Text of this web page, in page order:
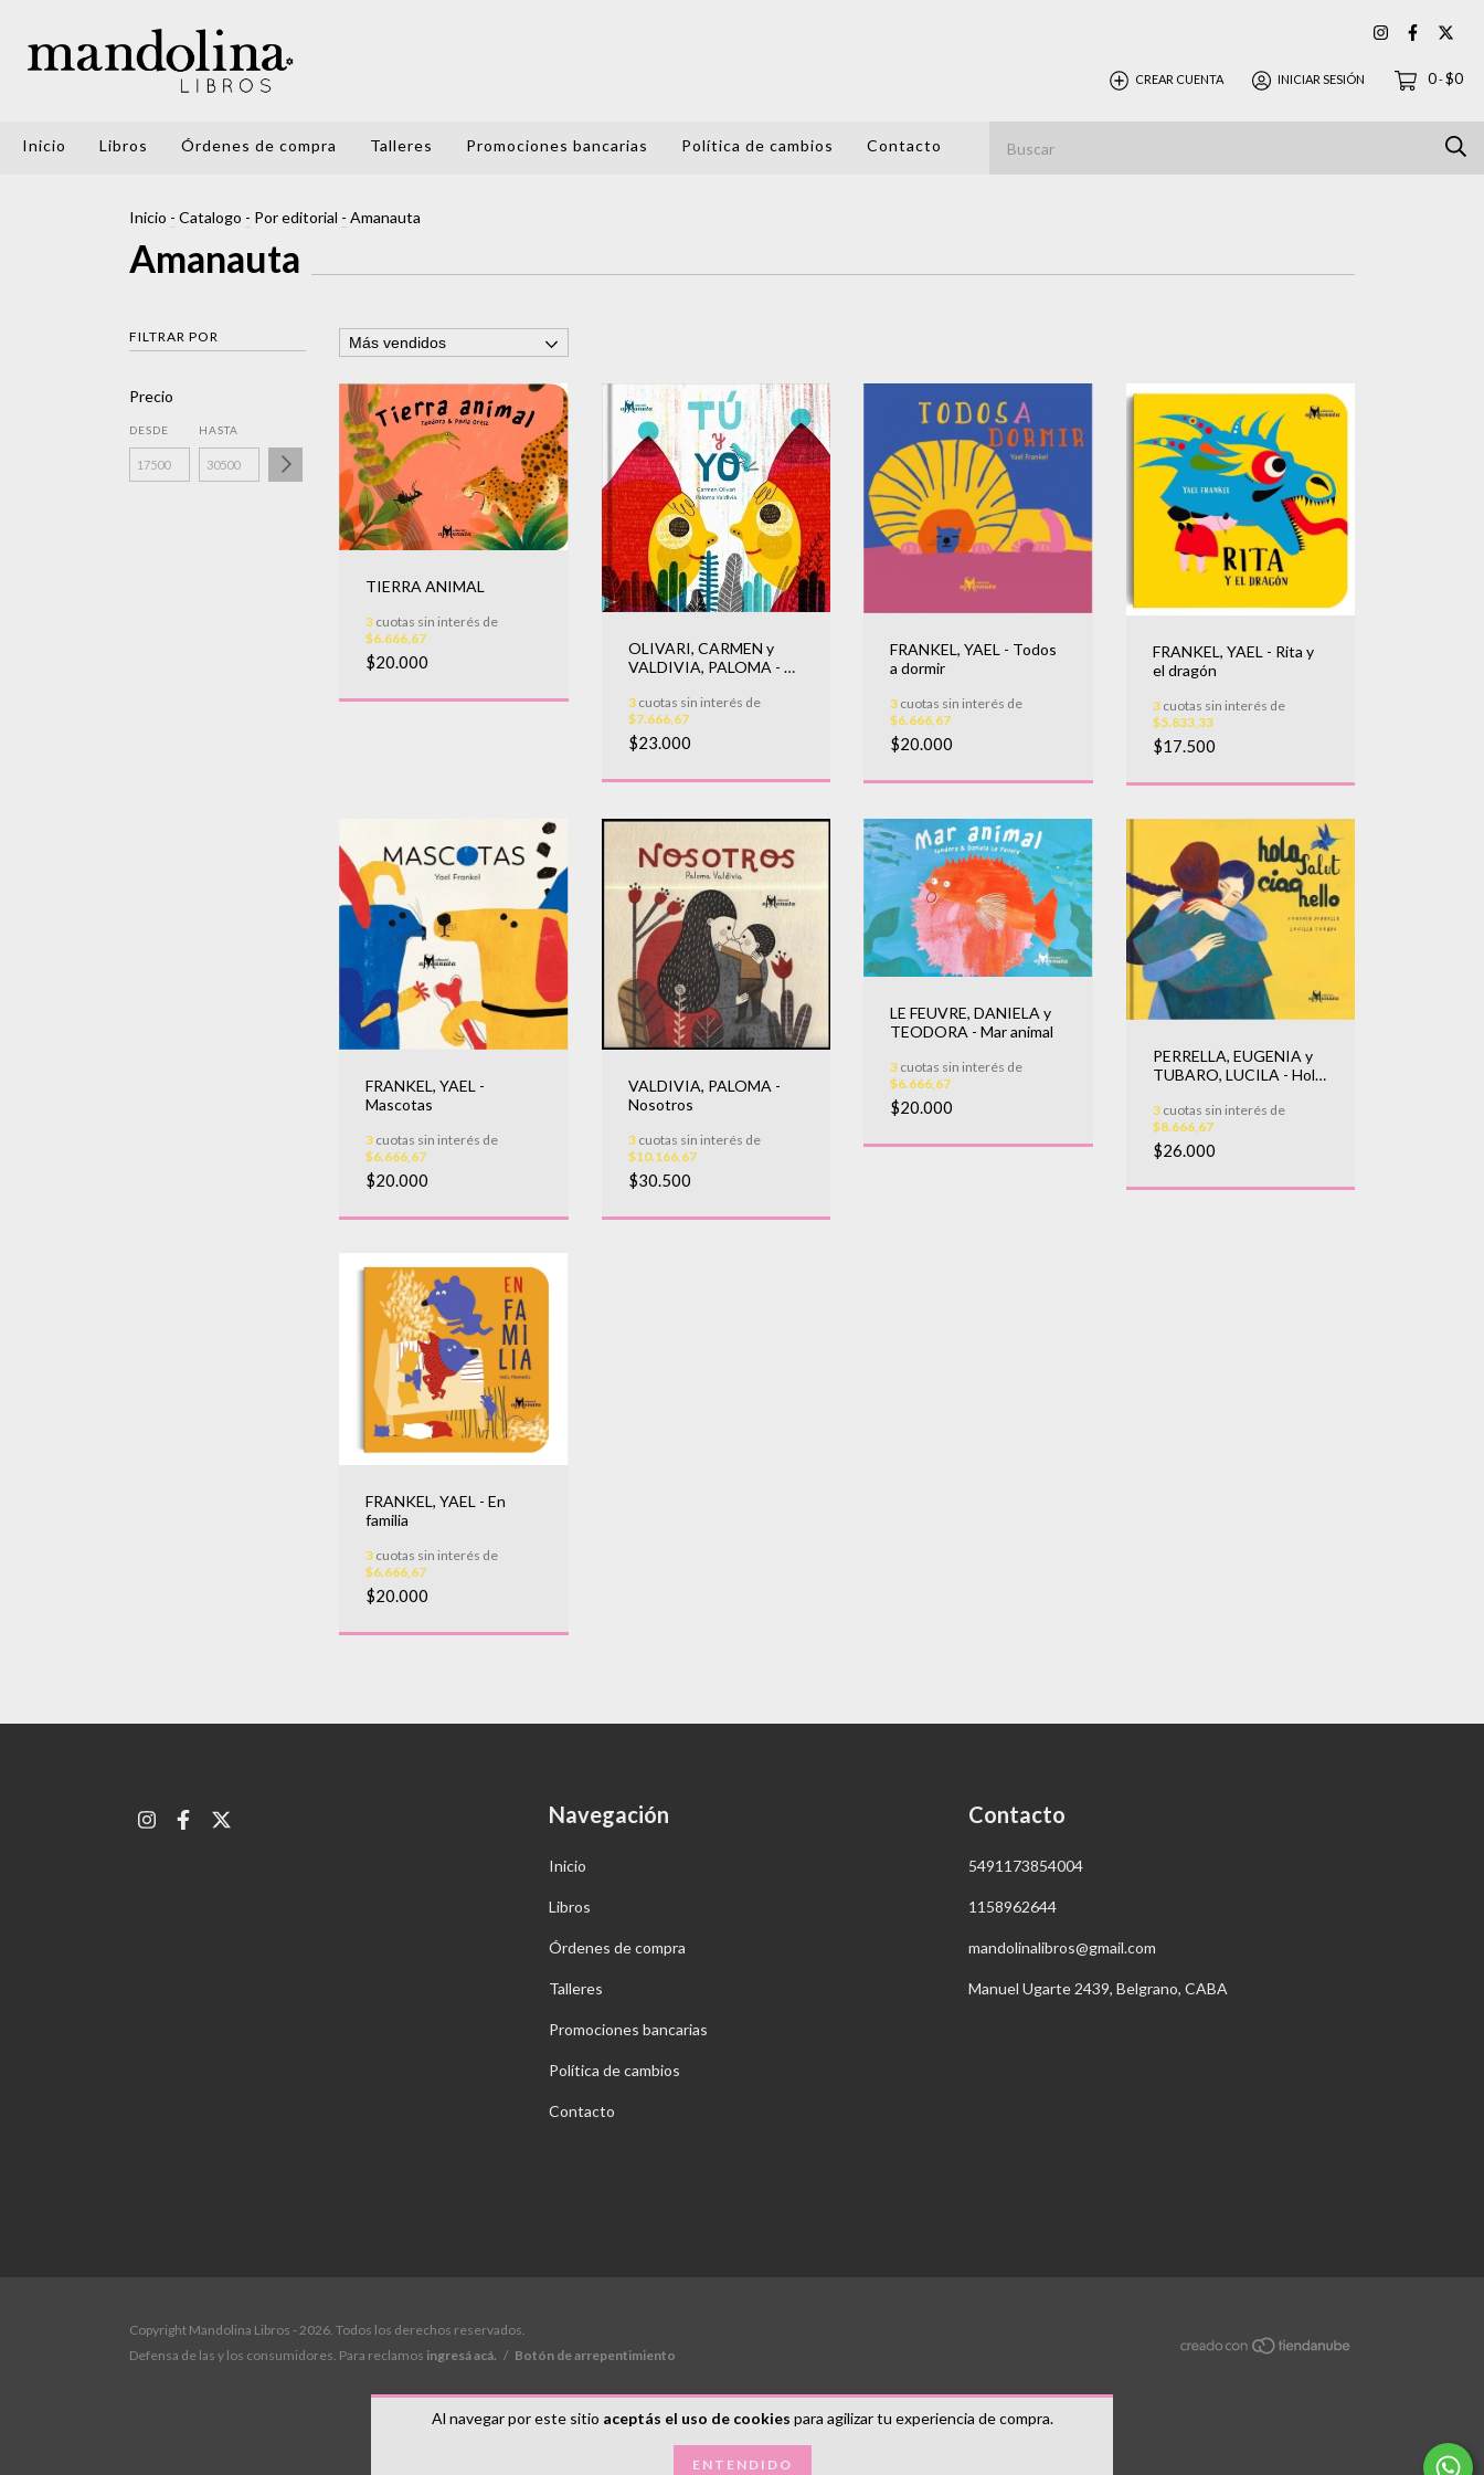
CREAR CUENTA INICIAR SESIÓN 0-$0
Inicio Libros Órdenes de compra Talleres Promociones bancarias Política de cambios Contacto
Al navegar por este sitio aceptás el uso de cookies para agilizar tu experiencia de compra.
ENTENDIDO
Inicio - Catalogo - Por editorial - Amanauta
Amanauta
FILTRAR POR
Precio
DESDE HASTA
TIERRA ANIMAL
3 cuotas sin interés de
$6.666,67
$20.000
OLIVARI, CARMEN y
VALDIVIA, PALOMA - Tú
3cuotas sin interés de
$7.666,67
$23.000
FRANKEL, YAEL - Todos
a dormir
3 cuotas sin interés de
$6.666,67
$20.000
FRANKEL, YAEL - Rita y
el dragón
3cuotas sin interés de
$5.833,33
$17.500
FRANKEL, YAEL -
Mascotas
3 cuotas sin interés de
$6.666,67
$20.000
VALDIVIA, PALOMA -
Nosotros
3cuotas sin interés de
$10.166,67
$30.500
LE FEUVRE, DANIELA y
TEODORA - Mar animal
3 cuotas sin interés de
$6.666,67
$20.000
PERRELLA, EUGENIA y
TUBARO, LUCILA - Hola
3cuotas sin interés de
$8.666,67
$26.000
FRANKEL, YAEL - En
familia
3 cuotas sin interés de
$6.666,67
$20.000
Navegación
Inicio
Libros
Órdenes de compra
Talleres
Promociones bancarias
Política de cambios
Contacto
Contacto
5491173854004
1158962644
mandolinalibros@gmail.com
Manuel Ugarte 2439, Belgrano, CABA
Copyright Mandolina Libros - 2026. Todos los derechos reservados.
Defensa de las y los consumidores. Para reclamos ingresá acá. / Botón de arrepentimiento